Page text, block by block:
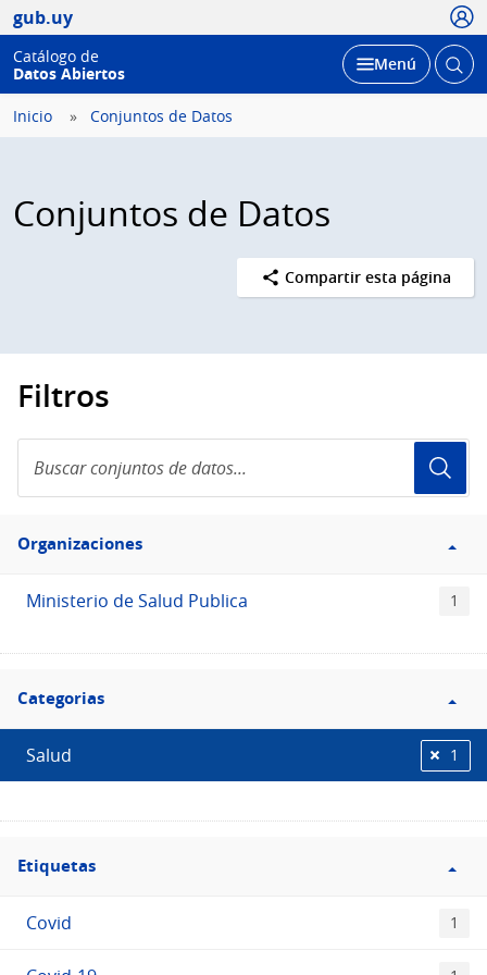
gub.uy
Catálogo de
Datos Abiertos
Desplegar
Menú Abrir
Inicio Conjuntos de Datos
Conjuntos de Datos
Compartir esta página
Filtros
conjuntos
de
Filtro
Organizaciones
Organizaciones
Ministerio de Salud Publica 1
Filtro
Categorias
Categorias
Salud 1
Filtro
Etiquetas
Etiquetas
Covid 1